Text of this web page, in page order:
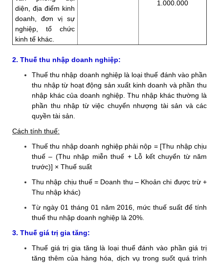
diện, địa điểm kinh
doanh, đơn vị sự
nghiệp, tổ chức
kinh tế khác.
1.000.000
2. Thuế thu nhập doanh nghiệp:
Thuế thu nhập doanh nghiệp là loại thuế đánh vào phần
thu nhập từ hoạt động sản xuất kinh doanh và phần thu
nhập khác của doanh nghiệp. Thu nhập khác thường là
phần thu nhập từ việc chuyển nhượng tài sản và các
quyền tài sản.
Cách tính thuế:
Thuế thu nhập doanh nghiệp phải nộp = [Thu nhập chịu
thuế – (Thu nhập miễn thuế + Lỗ kết chuyển từ năm
trước)] × Thuế suất
Thu nhập chịu thuế = Doanh thu – Khoản chi được trừ +
Thu nhập khác)
Từ ngày 01 tháng 01 năm 2016, mức thuế suất để tính
thuế thu nhập doanh nghiệp là 20%.
3. Thuế giá trị gia tăng:
Thuế giá trị gia tăng là loại thuế đánh vào phần giá trị
tăng thêm của hàng hóa, dịch vụ trong suốt quá trình